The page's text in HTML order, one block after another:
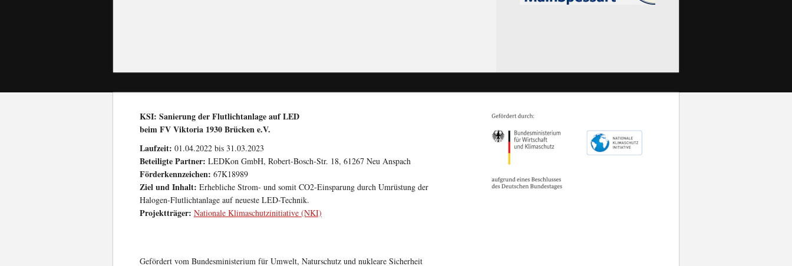
KSI: Sanierung der Flutlichtanlage auf LED
beim FV Viktoria 1930 Brücken e.V.
Laufzeit: 01.04.2022 bis 31.03.2023
Beteiligte Partner: LEDKon GmbH, Robert-Bosch-Str. 18, 61267 Neu Anspach
Förderkennzeichen: 67K18989
Ziel und Inhalt: Erhebliche Strom- und somit CO2-Einsparung durch Umrüstung der
Halogen-Flutlichtanlage auf neueste LED-Technik.
Projektträger: Nationale Klimaschutzinitiative (NKI)
Gefördert vom Bundesministerium für Umwelt, Naturschutz und nukleare Sicherheit